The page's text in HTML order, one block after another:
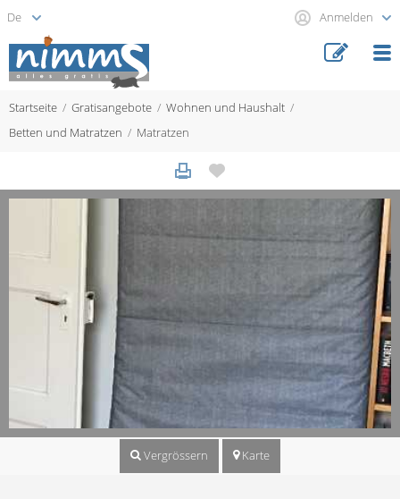
Anmelden
Startseite Gratisangebote
Wohnen und Haushalt
Betten und Matratzen
Matratzen
Vergrössern Karte